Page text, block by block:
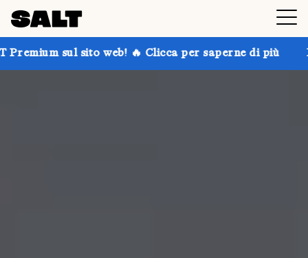
web! 🔥 Clicca per saperne di più Prendi fino al